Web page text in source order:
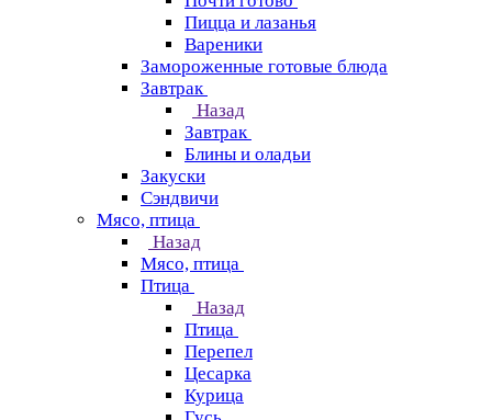
Пицца и лазанья
Вареники
Замороженные готовые блюда
Завтрак
Назад
Завтрак
Блины и оладьи
Закуски
Сэндвичи
Мясо, птица
Назад
Мясо, птица
Птица
Назад
Птица
Перепел
Цесарка
Курица